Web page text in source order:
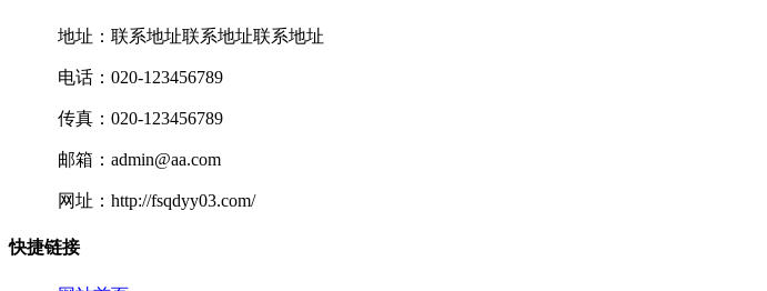
地址：联系地址联系地址联系地址
电话：020-123456789
传真：020-123456789
邮箱：admin@aa.com
网址：http://fsqdyy03.com/
快捷链接